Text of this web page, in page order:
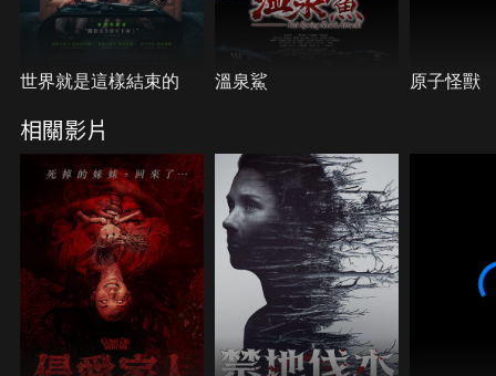
世界就是這樣結束的 溫泉鯊 原子怪獸
相關影片